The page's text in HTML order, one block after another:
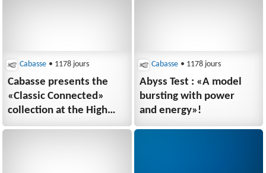
Cabasse • 1178 jours
Cabasse presents the
«Classic Connected»
collection at the High
End Munich Audio
Cabasse • 1178 jours
Abyss Test : «A model
bursting with power
and energy»!